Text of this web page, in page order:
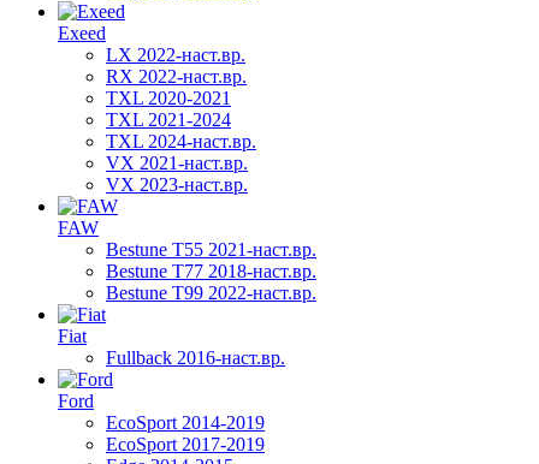
Exeed
LX 2022-наст.вр.
RX 2022-наст.вр.
TXL 2020-2021
TXL 2021-2024
TXL 2024-наст.вр.
VX 2021-наст.вр.
VX 2023-наст.вр.
FAW
Bestune T55 2021-наст.вр.
Bestune T77 2018-наст.вр.
Bestune T99 2022-наст.вр.
Fiat
Fullback 2016-наст.вр.
Ford
EcoSport 2014-2019
EcoSport 2017-2019